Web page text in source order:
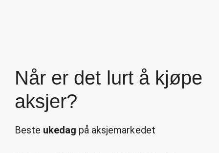
Når er det lurt å kjøpe
aksjer?
Beste ukedag på aksjemarkedet